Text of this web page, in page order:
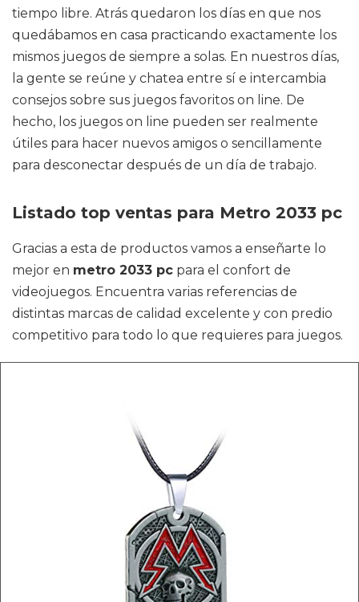
tiempo libre. Atrás quedaron los días en que nos
quedábamos en casa practicando exactamente los
mismos juegos de siempre a solas. En nuestros días,
la gente se reúne y chatea entre sí e intercambia
consejos sobre sus juegos favoritos on line. De
hecho, los juegos on line pueden ser realmente
útiles para hacer nuevos amigos o sencillamente
para desconectar después de un día de trabajo.
Listado top ventas para Metro 2033 pc
Gracias a esta de productos vamos a enseñarte lo
mejor en metro 2033 pc para el confort de
videojuegos. Encuentra varias referencias de
distintas marcas de calidad excelente y con predio
competitivo para todo lo que requieres para juegos.